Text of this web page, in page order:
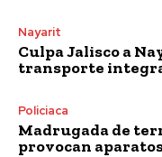
Nayarit
Culpa Jalisco a
transporte
Policiaca
Madrugada de
provocan